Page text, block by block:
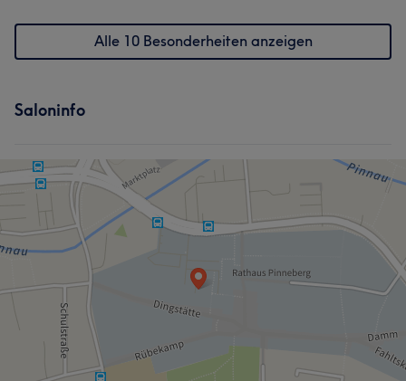
Alle 10 Besonderheiten anzeigen
Saloninfo